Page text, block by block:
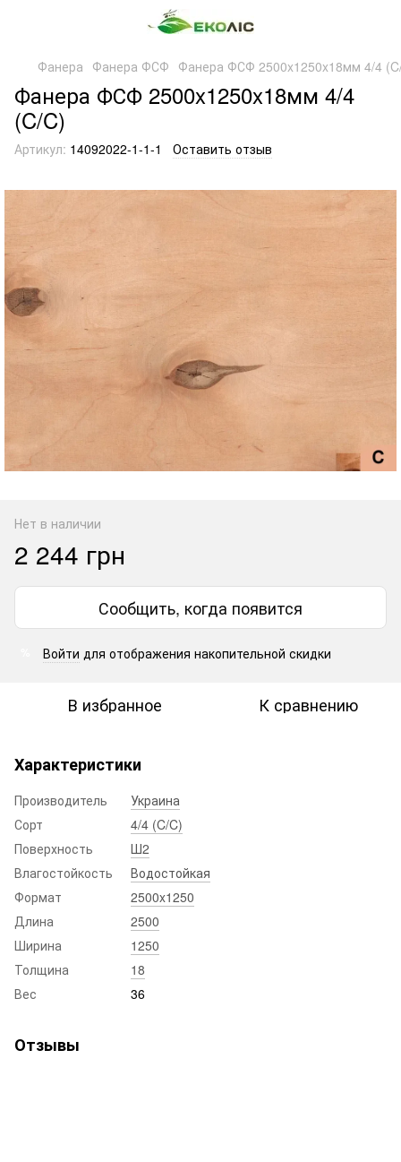
Фанера Фанера ФСФ Фанера ФСФ 2500x1250x18мм 4/4
Фанера ФСФ 2500x1250x18мм 4/4
(C/C)
Артикул: 14092022-1-1-1 Оставить отзыв
Нет в наличии
2 244 грн
Сообщить, когда появится
Войти для отображения накопительной скидки
В избранное К сравнению
Характеристики
Производитель
Украина
Сорт
4/4 (C/C)
Поверхность
Ш2
Влагостойкость
Водостойкая
Формат
2500x1250
Длина
2500
Ширина
1250
Толщина
18
Вес
36
Отзывы